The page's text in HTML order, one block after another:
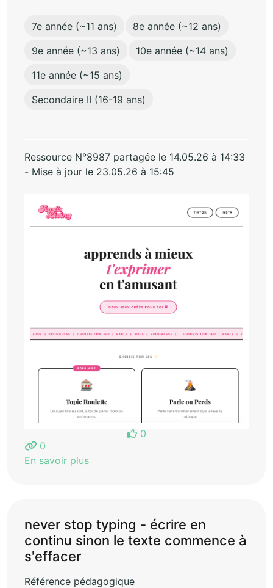
7e année (~11 ans)
8e année (~12 ans)
9e année (~13 ans)
10e année (~14 ans)
11e année (~15 ans)
Secondaire II (16-19 ans)
Ressource N°8987 partagée le 14.05.26 à 14:33
- Mise à jour le 23.05.26 à 15:45
0
0
En savoir plus
never stop typing - écrire en
continu sinon le texte commence à
s'effacer
Référence pédagogique